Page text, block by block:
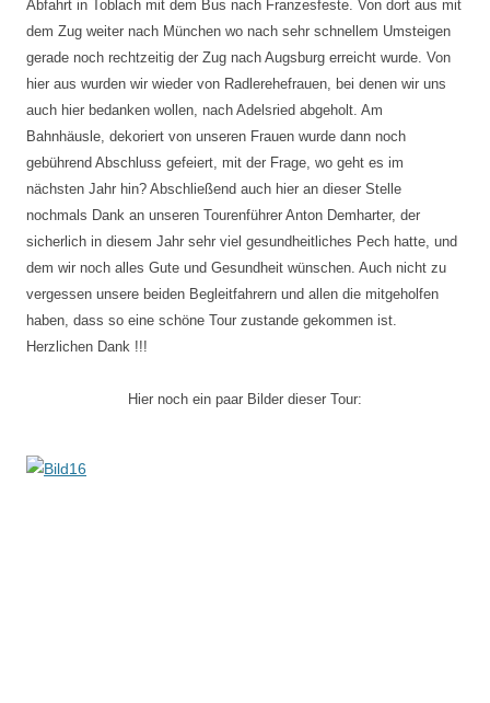
Abfahrt in Toblach mit dem Bus nach Franzesfeste. Von dort aus mit
dem Zug weiter nach München wo nach sehr schnellem Umsteigen
gerade noch rechtzeitig der Zug nach Augsburg erreicht wurde. Von
hier aus wurden wir wieder von Radlerehefrauen, bei denen wir uns
auch hier bedanken wollen, nach Adelsried abgeholt. Am
Bahnhäusle, dekoriert von unseren Frauen wurde dann noch
gebührend Abschluss gefeiert, mit der Frage, wo geht es im
nächsten Jahr hin? Abschließend auch hier an dieser Stelle
nochmals Dank an unseren Tourenführer Anton Demharter, der
sicherlich in diesem Jahr sehr viel gesundheitliches Pech hatte, und
dem wir noch alles Gute und Gesundheit wünschen. Auch nicht zu
vergessen unsere beiden Begleitfahrern und allen die mitgeholfen
haben, dass so eine schöne Tour zustande gekommen ist.
Herzlichen Dank !!!
Hier noch ein paar Bilder dieser Tour: